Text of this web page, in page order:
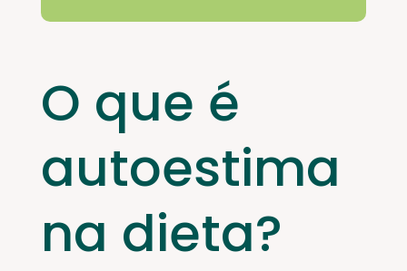
O que é
autoestima
na dieta?